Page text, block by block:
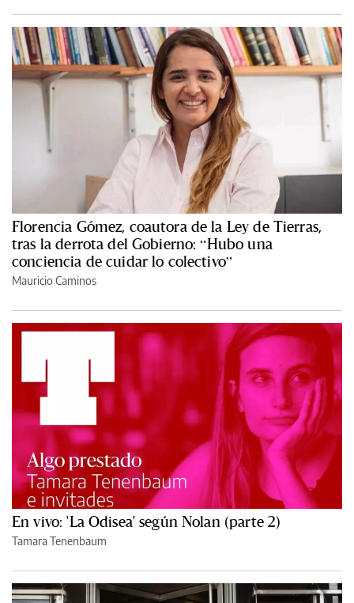
Florencia Gómez, coautora de la Ley de Tierras,
tras la derrota del Gobierno: “Hubo una
conciencia de cuidar lo colectivo”
Mauricio Caminos
En vivo: 'La Odisea' según Nolan (parte 2)
Tamara Tenenbaum